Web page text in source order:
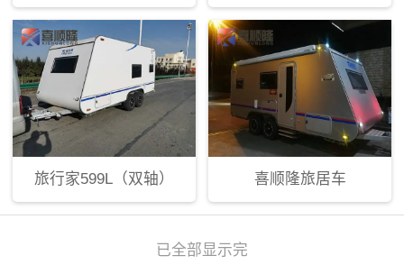
旅行家599L（双轴） 喜顺隆旅居车
已全部显示完